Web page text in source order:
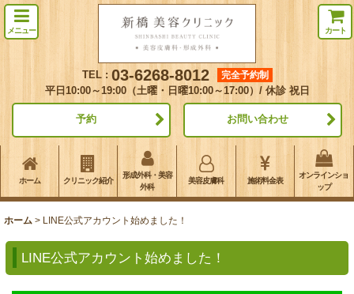
メニュー
TEL : 03-6268-8012
完全予約制
平日10:00～19:00（土曜・日曜10:00～17:00）/ 休診 祝日
予約 お問い合わせ
カート
ホーム クリニック紹介
形成外科・美容
外科
美容皮膚科 施術料金表
オンラインショ
ップ
ホーム > LINE公式アカウント始めました！
LINE公式アカウント始めました！